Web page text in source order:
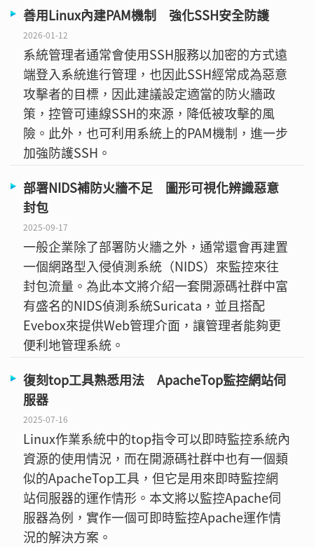
善用Linux內建PAM機制 強化SSH安全防護
2026-01-12
系統管理者通常會使用SSH服務以加密的方式遠
端登入系統進行管理，也因此SSH經常成為惡意
攻擊者的目標，因此建議設定適當的防火牆政
策，控管可連線SSH的來源，降低被攻擊的風
險。此外，也可利用系統上的PAM機制，進一步
加強防護SSH。
部署NIDS補防火牆不足 圖形可視化辨識惡意
封包
2025-09-17
一般企業除了部署防火牆之外，通常還會再建置
一個網路型入侵偵測系統（NIDS）來監控來往
封包流量。為此本文將介紹一套開源碼社群中富
有盛名的NIDS偵測系統Suricata，並且搭配
Evebox來提供Web管理介面，讓管理者能夠更
便利地管理系統。
復刻top工具熟悉用法 ApacheTop監控網站伺
服器
2025-07-16
Linux作業系統中的top指令可以即時監控系統內
資源的使用情況，而在開源碼社群中也有一個類
似的ApacheTop工具，但它是用來即時監控網
站伺服器的運作情形。本文將以監控Apache伺
服器為例，實作一個可即時監控Apache運作情
況的解決方案。